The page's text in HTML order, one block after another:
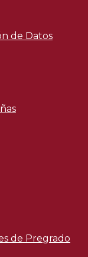
de Datos
de Pregrado